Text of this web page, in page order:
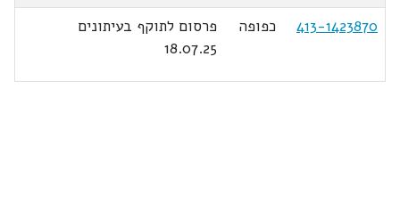
413-1423870
כפופה
פרסום לתוקף בעיתונים
18.07.25